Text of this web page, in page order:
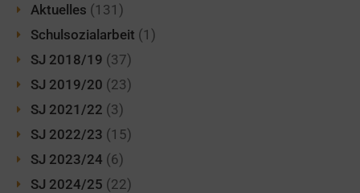
Aktuelles (131)
Schulsozialarbeit (1)
SJ 2018/19 (37)
SJ 2019/20 (23)
SJ 2021/22 (3)
SJ 2022/23 (15)
SJ 2023/24 (6)
SJ 2024/25 (22)